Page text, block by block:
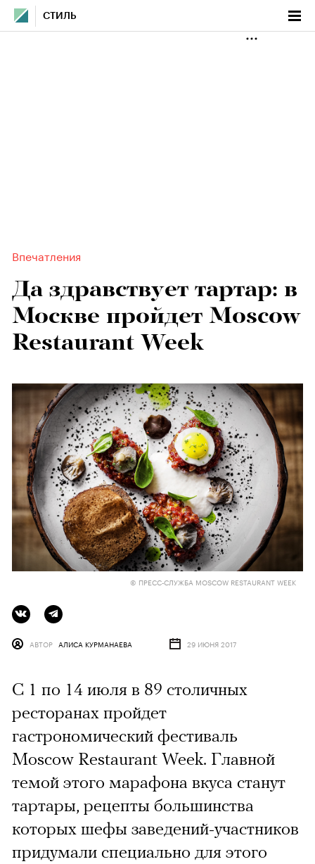
СТИЛЬ
Впечатления
Да здравствует тартар: в
Москве пройдет Moscow
Restaurant Week
© ПРЕСС-СЛУЖБА MOSCOW RESTAURANT WEEK
АВТОР АЛИСА КУРМАНАЕВА 29 ИЮНЯ 2017
С 1 по 14 июля в 89 столичных
ресторанах пройдет
гастрономический фестиваль
Moscow Restaurant Week. Главной
темой этого марафона вкуса станут
тартары, рецепты большинства
которых шефы заведений-участников
придумали специально для этого